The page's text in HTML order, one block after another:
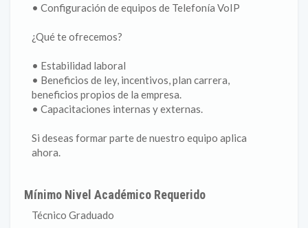
• Configuración de equipos de Telefonía VoIP
¿Qué te ofrecemos?
• Estabilidad laboral
• Beneficios de ley, incentivos, plan carrera,
beneficios propios de la empresa.
• Capacitaciones internas y externas.
Si deseas formar parte de nuestro equipo aplica
ahora.
Mínimo Nivel Académico Requerido
Técnico Graduado